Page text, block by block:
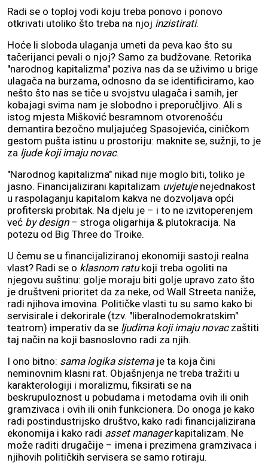
Radi se o toploj vodi koju treba ponovo i ponovo
otkrivati utoliko što treba na njoj inzistirati.
Hoće li sloboda ulaganja umeti da peva kao što su
tačerijanci pevali o njoj? Samo za budžovane. Retorika
"narodnog kapitalizma" poziva nas da se uživimo u brige
ulagača na burzama, odnosno da se identificiramo, kao
nešto što nas se tiče u svojstvu ulagača i samih, jer
kobajagi svima nam je slobodno i preporučljivo. Ali s
istog mjesta Mišković besramnom otvorenošću
demantira bezočno muljajućeg Spasojevića, ciničkom
gestom pušta istinu u prostoriju: maknite se, sužnji, to je
za ljude koji imaju novac.
"Narodnog kapitalizma" nikad nije moglo biti, toliko je
jasno. Financijalizirani kapitalizam uvjetujenejednakost
u raspolaganju kapitalom kakva ne dozvoljava opći
profiterski probitak. Na djelu je – i to ne izvitoperenjem
već by design– stroga oligarhija & plutokracija. Na
potezu od Big Three do Troike.
U čemu se u financijaliziranoj ekonomiji sastoji realna
vlast? Radi se o klasnom ratukoji treba ogoliti na
njegovu suštinu: golje moraju biti golje upravo zato što
je društveni prioritet da za neke, od Wall Streeta naniže,
radi njihova imovina. Političke vlasti tu su samo kako bi
servisirale i dekorirale (tzv. "liberalnodemokratskim"
teatrom) imperativ da se ljudima koji imaju novaczaštiti
taj način na koji basnoslovno radi za njih.
I ono bitno: sama logika sistemaje ta koja čini
neminovnim klasni rat. Objašnjenja ne treba tražiti u
karakterologiji i moralizmu, fiksirati se na
beskrupuloznost u pobudama i metodama ovih ili onih
gramzivaca i ovih ili onih funkcionera. Do onoga je kako
radi postindustrijsko društvo, kako radi financijalizirana
ekonomija i kako radi asset managerkapitalizam. Ne
može raditi drugačije – imena i prezimena gramzivaca i
njihovih političkih servisera se samo rotiraju.